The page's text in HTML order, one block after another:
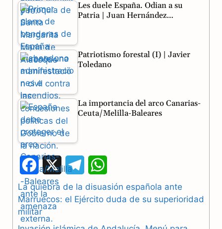
Les duele España. Odian a su
Patria | Juan Hernández…
Patriotismo forestal (I) | Javier
Toledano
La importancia del arco Canarias-
Ceuta/Melilla-Baleares
F
a
c
e
X
e
l
h
a
La quiebra de la disuasión española ante
Marruecos: el Ejército duda de su superioridad
militar